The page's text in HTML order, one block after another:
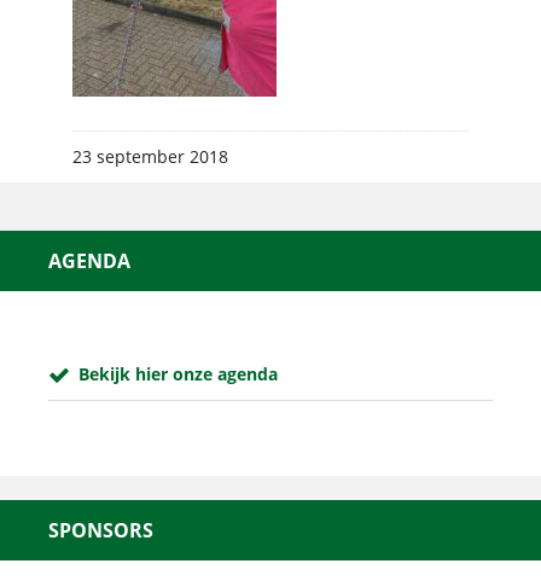
23 september 2018
AGENDA
Bekijk hier onze agenda
SPONSORS